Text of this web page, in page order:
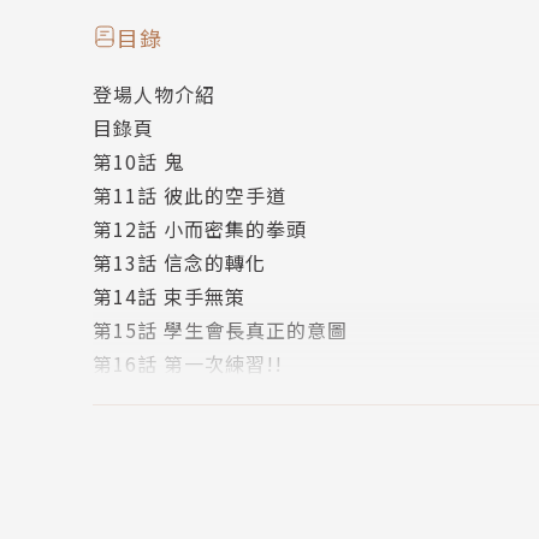
目錄
登場人物介紹
目錄頁
第10話 鬼
第11話 彼此的空手道
第12話 小而密集的拳頭
第13話 信念的轉化
第14話 束手無策
第15話 學生會長真正的意圖
第16話 第一次練習!!